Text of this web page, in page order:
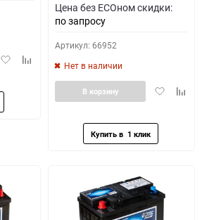
ДобавитьДобавить
сравнению
Цена без ECOном скидки:
по запросу
Артикул: 66952
Нет в наличии
Добавить
В корзину